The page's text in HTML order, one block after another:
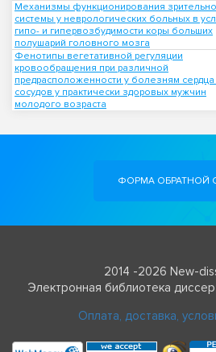
Механизмы функционирования
системы у неврологических больных в
гипо- и гипервозбудимости коры больших
полушарий головного мозга
Фенотипы вегетативной регуляции
кровообращения при различной
предрасположенности у болезням сердца
сосудов у практически здоровых мужчин
молодого возраста
ФОРМА ОБРАТНОЙ
2014 -2026 New-
Электронная библиотека
Оплата, доставка,